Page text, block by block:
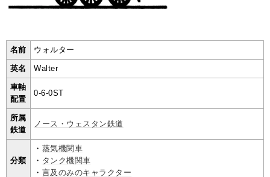
名前 ウォルター
英名 Walter
車軸
配置
0-6-0ST
所属
鉄道
ノース・ウェスタン鉄道
分類
・ 蒸気機関車
・ タンク機関車
・ 言及のみのキャラクター